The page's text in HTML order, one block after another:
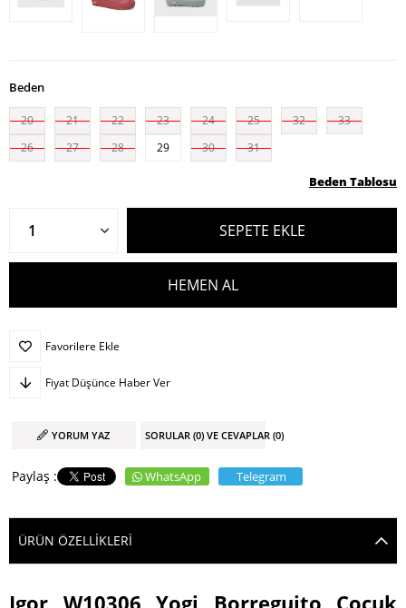
Beden
20 21 22 23 24 25 32
33
26
27 28 29 30 31
Beden Tablosu
Favorilere Ekle
Fiyat Düşünce Haber Ver
YORUM YAZ SORULAR (0) VE CEVAPLAR (0)
WhatsApp Telegram
ÜRÜN ÖZELLIKLERI